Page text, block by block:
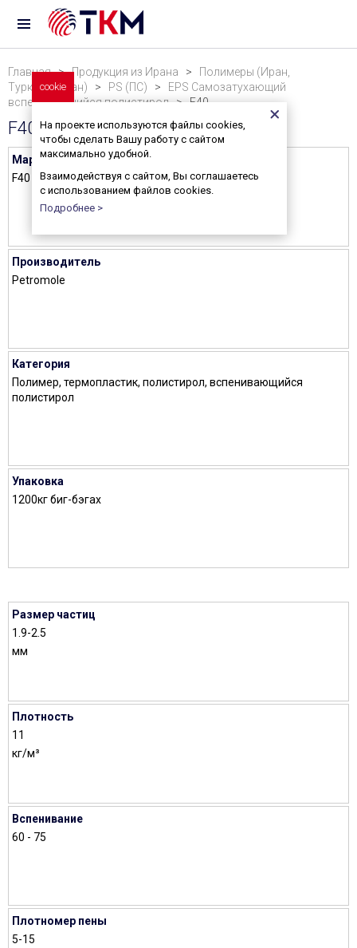
cookie
На проекте используются файлы cookies,
чтобы сделать Вашу работу с сайтом
максимально удобной.
Взаимодействуя с сайтом, Вы соглашаетесь
с использованием файлов cookies.
Подробнее >
Главная>Продукция из Ирана >
Полимеры (Иран,
Туркменистан)
> PS (ПС) >
EPS Самозатухающий
вспенивающийся полистирол> F40
F40
Марка
F40
Производитель
Petromole
Категория
Полимер, термопластик, полистирол, вспенивающийся
полистирол
Упаковка
1200кг биг-бэгах
Размер частиц
1.9-2.5
мм
Плотность
11
кг/м³
Вспенивание
60 - 75
Плотномер пены
5-15